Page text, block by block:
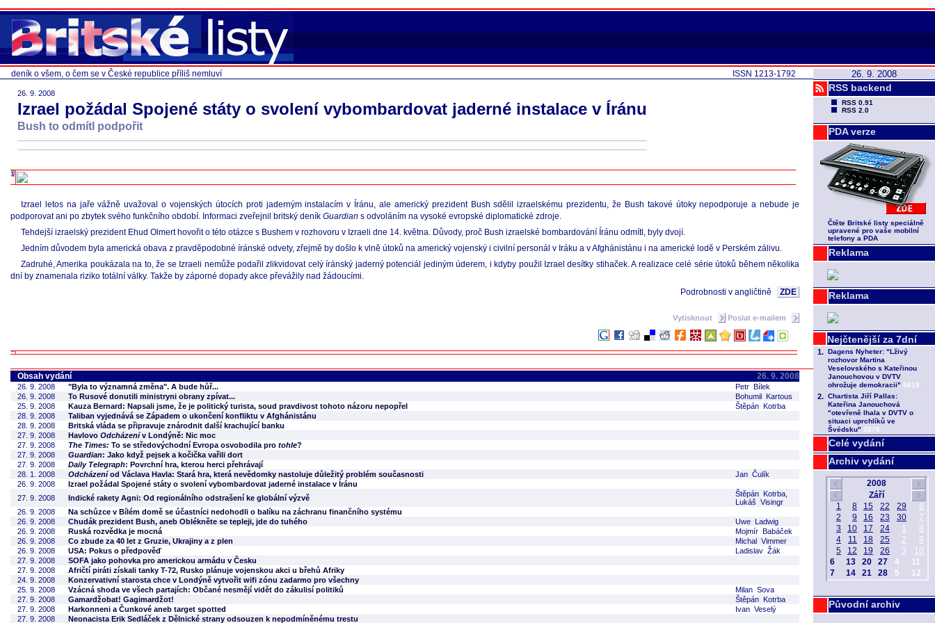
26. 9. 2008
RSS backend
RSS 0.91
RSS 2.0
PDA verze
Čtěte Britské listy speciálně
upravené pro vaše mobilní
telefony a PDA
Reklama
Reklama
Celé vydání
Archiv vydání
Původní archiv
ISSN 1213-1792
deník o všem, o čem se v České republice příliš nemluví
26. 9. 2008
Izrael požádal Spojené státy o svolení vybombardovat jaderné instalace v Íránu
Bush to odmítl podpořit
Izrael letos na jaře vážně uvažoval o vojenských útocích proti jaderným instalacím v Íránu, ale americký prezident Bush sdělil izraelskému prezidentu, že Bush takové útoky nepodporuje a nebude je
podporovat ani po zbytek svého funkčního období. Informaci zveřejnil britský deník Guardian s odvoláním na vysoké evropské diplomatické zdroje.
Tehdejší izraelský prezident Ehud Olmert hovořit o této otázce s Bushem v rozhovoru v Izraeli dne 14. května. Důvody, proč Bush izraelské bombardování Íránu odmítl, byly dvojí.
Jedním důvodem byla americká obava z pravděpodobné íránské odvety, zřejmě by došlo k vlně útoků na americký vojenský i civilní personál v Iráku a v Afghánistánu i na americké lodě v Perském zálivu.
Zadruhé, Amerika poukázala na to, že se Izraeli nemůže podařil zlikvidovat celý íránský jaderný potenciál jediným úderem, i kdyby použil Izrael desítky stihaček. A realizace celé série útoků během několika
dní by znamenala riziko totální války. Takže by záporné dopady akce převážily nad žádoucími.
Podrobnosti v angličtině
ZDE
Vytisknout Poslat e-mailem
Obsah vydání 26. 9. 2008
26. 9. 2008 "Byla to významná změna". A bude hůř...
Petr Bílek
26. 9. 2008
To Rusové donutili ministryni obrany zpívat...
Bohumil Kartous
25. 9. 2008
Kauza Bernard: Napsali jsme, že je politický turista, soud pravdivost tohoto názoru nepopřel
Štěpán Kotrba
28. 9. 2008
Taliban vyjednává se Západem o ukončení konfliktu v Afghánistánu
28. 9. 2008
Britská vláda se připravuje znárodnit další krachující banku
27. 9. 2008
Havlovo Odcházenív Londýně: Nic moc
27. 9. 2008
The Times: To se středovýchodní Evropa osvobodila pro tohle?
27. 9. 2008
Guardian: Jako když pejsek a kočička vařili dort
27. 9. 2008
Daily Telegraph: Povrchní hra, kterou herci přehrávají
28. 1. 2008
Odcházeníod Václava Havla: Stará hra, která nevědomky nastoluje důležitý problém současnosti
Jan Čulík
26. 9. 2008
Izrael požádal Spojené státy o svolení vybombardovat jaderné instalace v Íránu
27. 9. 2008
Indické rakety Agni: Od regionálního odstrašení ke globální výzvě
Štěpán Kotrba,
Lukáš Visingr
26. 9. 2008
Na schůzce v Bílém domě se účastníci nedohodli o balíku na záchranu finančního systému
26. 9. 2008
Chudák prezident Bush, aneb Oblékněte se tepleji, jde do tuhého
Uwe Ladwig
26. 9. 2008
Ruská rozvědka je mocná
Mojmír Babáček
26. 9. 2008
Co zbude za 40 let z Gruzie, Ukrajiny a z plen
Michal Vimmer
26. 9. 2008
USA: Pokus o předpověď
Ladislav Žák
27. 9. 2008
SOFA jako pohovka pro americkou armádu v Česku
27. 9. 2008
Afričtí piráti získali tanky T-72, Rusko plánuje vojenskou akci u břehů Afriky
24. 9. 2008
Konzervativní starosta chce v Londýně vytvořit wifi zónu zadarmo pro všechny
25. 9. 2008
Vzácná shoda ve všech partajích: Občané nesmějí vidět do zákulisí politiků
Milan Sova
27. 9. 2008
Gamardžobat! Gagimardžot!
Štěpán Kotrba
27. 9. 2008
Harkonneni a Čunkové aneb target spotted
Ivan Veselý
27. 9. 2008
Neonacista Erik Sedláček z Dělnické strany odsouzen k nepodmíněnému trestu